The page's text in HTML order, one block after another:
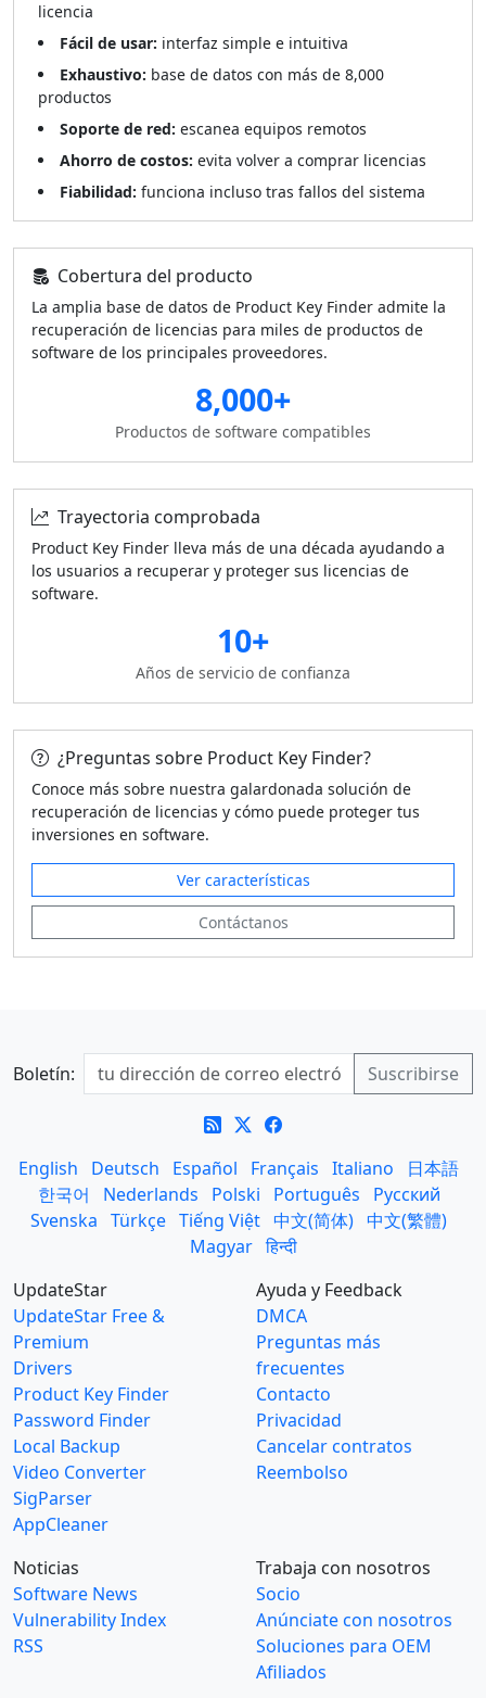
licencia
Fácil de usar: interfaz simple e intuitiva
Exhaustivo: base de datos con más de 8,000
productos
Soporte de red: escanea equipos remotos
Ahorro de costos: evita volver a comprar licencias
Fiabilidad: funciona incluso tras fallos del sistema
Cobertura del producto
La amplia base de datos de Product Key Finder admite la
recuperación de licencias para miles de productos de
software de los principales proveedores.
8,000+
Productos de software compatibles
Trayectoria comprobada
Product Key Finder lleva más de una década ayudando a
los usuarios a recuperar y proteger sus licencias de
software.
10+
Años de servicio de confianza
¿Preguntas sobre Product Key Finder?
Conoce más sobre nuestra galardonada solución de
recuperación de licencias y cómo puede proteger tus
inversiones en software.
Ver características
Contáctanos
Boletín:
English Deutsch Español Français Italiano
日本語
한국어
Nederlands Polski Português
Русский
Svenska Türkçe Tiếng Việt 中文(简体) 中文(繁體)
Magyar हिन्दी
UpdateStar
UpdateStar Free &
Premium
Drivers
Product Key Finder
Password Finder
Local Backup
Video Converter
SigParser
AppCleaner
Ayuda y Feedback
DMCA
Preguntas más
frecuentes
Contacto
Privacidad
Cancelar contratos
Reembolso
Noticias
Software News
Vulnerability Index
RSS
Trabaja con nosotros
Socio
Anúnciate con nosotros
Soluciones para OEM
Afiliados